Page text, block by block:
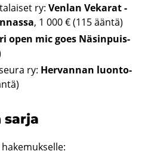
ry: Ven­lan Ve­ka­rat -​
, 1 000 € (115 ääntä)
open mic goes Nä­sin­puis­
ry: Her­van­nan luon­to­
sarja